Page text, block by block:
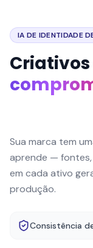
IA DE IDENTIDADE
Sua marca tem
aprende — fontes,
em cada ativo
produção.
Consistência